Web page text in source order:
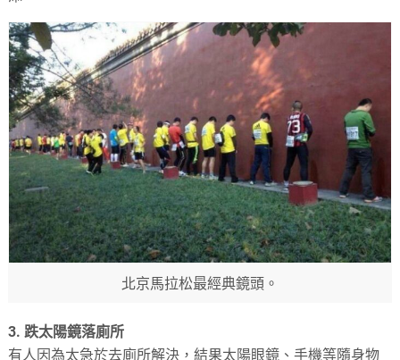
北京馬拉松最經典鏡頭。
3. 跌太陽鏡落廁所
有人因為太急於去廁所解決，結果太陽眼鏡、手機等隨身物